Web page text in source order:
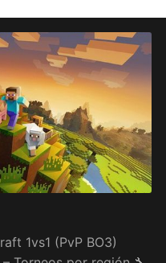
1vs1 (PvP BO3)